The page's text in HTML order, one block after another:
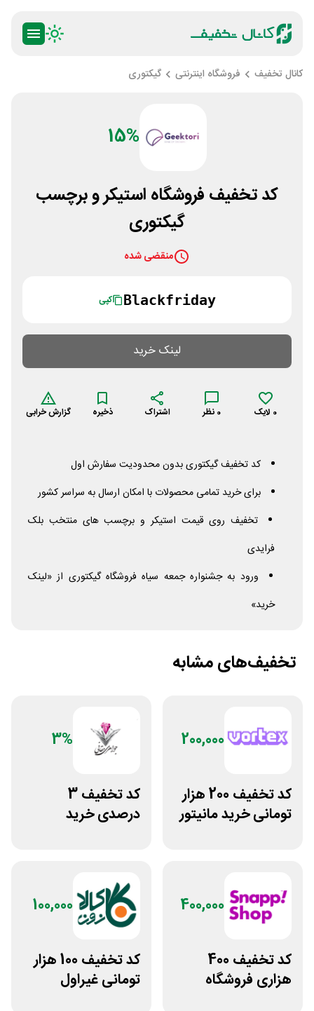
کانال تخفیف فروشگاه اینترنتی گیکتوری
15%
کد تخفیف فروشگاه استیکر و برچسب
گیکتوری
منقضی شده
Blackfriday کپی
لینک خرید
0 لایک 0 نظر اشتراک ذخیره گزارش خرابی
کد تخفیف گیکتوری بدون محدودیت سفارش اول
برای خرید تمامی محصولات با امکان ارسال به سراسر کشور
تخفیف روی قیمت استیکر و برچسب های منتخب بلک
فرایدی
ورود به جشنواره جمعه سیاه فروشگاه گیکتوری از «لینک
خرید»
تخفیف‌های مشابه
200,000
کد تخفیف 200 هزار
تومانی خرید مانیتور
3%
کد تخفیف 3
درصدی خرید
400,000
کد تخفیف 400
هزاری فروشگاه
100,000
کد تخفیف 100 هزار
تومانی غیراول